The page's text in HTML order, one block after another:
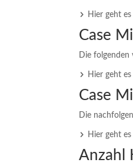
Hier geht
Case
Die folgenden
Hier geht
Case
Die
Hier geht
Anzahl